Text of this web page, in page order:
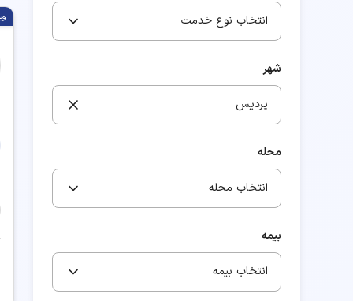
انتخاب نوع خدمت
شهر
پردیس
محله
انتخاب محله
بیمه
انتخاب بیمه